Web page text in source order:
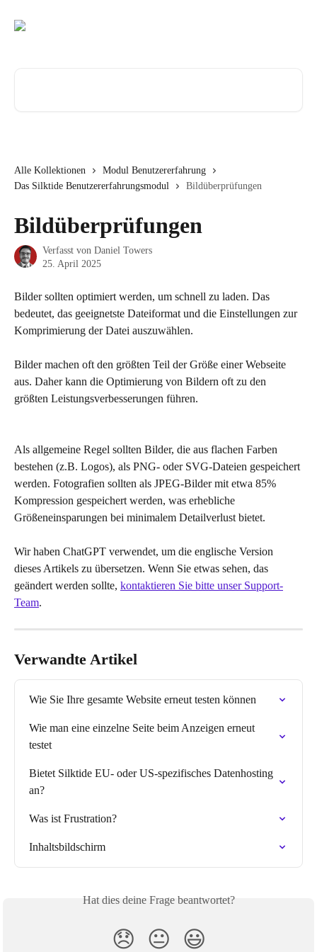
Alle Kollektionen
Modul Benutzererfahrung
Das Silktide Benutzererfahrungsmodul
Bildüberprüfungen
Bildüberprüfungen
Verfasst von Daniel Towers
25. April 2025
Bilder sollten optimiert werden, um schnell zu laden. Das
bedeutet, das geeignetste Dateiformat und die Einstellungen zur
Komprimierung der Datei auszuwählen.
Bilder machen oft den größten Teil der Größe einer Webseite
aus. Daher kann die Optimierung von Bildern oft zu den
größten Leistungsverbesserungen führen.
Als allgemeine Regel sollten Bilder, die aus flachen Farben
bestehen (z.B. Logos), als PNG- oder SVG-Dateien gespeichert
werden. Fotografien sollten als JPEG-Bilder mit etwa 85%
Kompression gespeichert werden, was erhebliche
Größeneinsparungen bei minimalem Detailverlust bietet.
Wir haben ChatGPT verwendet, um die englische Version
dieses Artikels zu übersetzen. Wenn Sie etwas sehen, das
geändert werden sollte, kontaktieren Sie bitte unser Support-
Team.
Verwandte Artikel
Wie Sie Ihre gesamte Website erneut testen können
Wie man eine einzelne Seite beim Anzeigen erneut
testet
Bietet Silktide EU- oder US-spezifisches Datenhosting
an?
Was ist Frustration?
Inhaltsbildschirm
Hat dies deine Frage beantwortet?
😞 😐 😃